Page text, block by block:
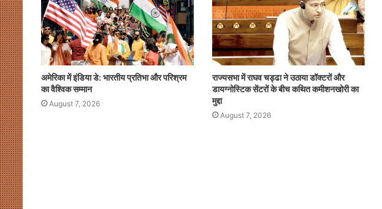
अमेरिका में इंडिया डे: भारतीय प्रतिभा और परिश्रम
का वैश्विक सम्मान
August 7, 2026
राज्यसभा में राघव चड्ढा ने उठाया डॉक्टरों और
डायग्नोस्टिक सेंटरों के बीच कथित कमीशनखोरी का
मुद्दा
August 7, 2026